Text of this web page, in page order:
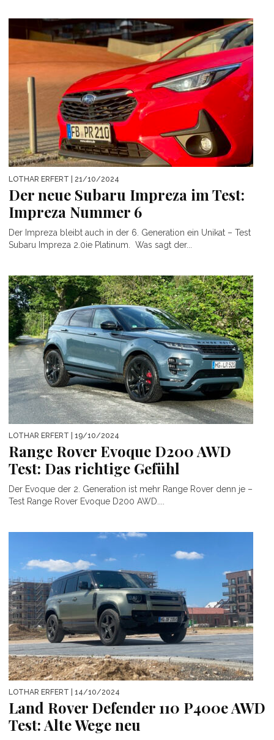
LOTHAR ERFERT | 21/10/2024
Der neue Subaru Impreza im Test:
Impreza Nummer 6
Der Impreza bleibt auch in der 6. Generation ein Unikat – Test
Subaru Impreza 2.0ie Platinum. Was sagt der...
LOTHAR ERFERT | 19/10/2024
Range Rover Evoque D200 AWD
Test: Das richtige Gefühl
Der Evoque der 2. Generation ist mehr Range Rover denn je –
Test Range Rover Evoque D200 AWD....
LOTHAR ERFERT | 14/10/2024
Land Rover Defender 110 P400e AWD
Test: Alte Wege neu